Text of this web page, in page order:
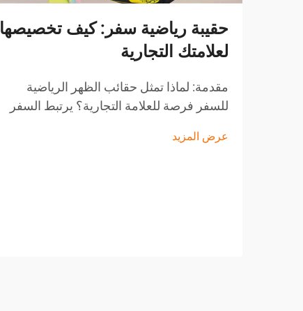
حقيبة رياضية سفر: كيف تخصيصها
لعلامتك التجارية
مقدمة: لماذا تمثل حقائب الظهر الرياضية
للسفر فرصة للعلامة التجارية؟ يرتبط السفر
فائدة في رحلات جميع المسافرين، ومحبي
عرض المزيد